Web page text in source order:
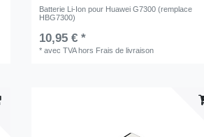
Batterie Li-Ion pour Huawei G7300 (remplace
HBG7300)
10,95 € *
*avec TVAhors Frais de livraison